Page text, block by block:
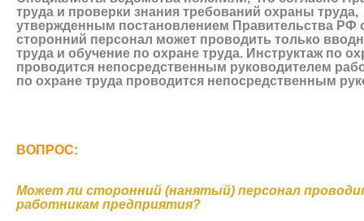
труда и проверки знания требований охраны труда,
утвержденным постановлением Правительства РФ
сторонний персонал может проводить только
труда и обучение по охране труда. Инструктаж по
проводится непосредственным руководителем
по охране труда проводится непосредственным
ВОПРОС:
Может ли сторонний (нанятый) персонал
работникам предприятия?